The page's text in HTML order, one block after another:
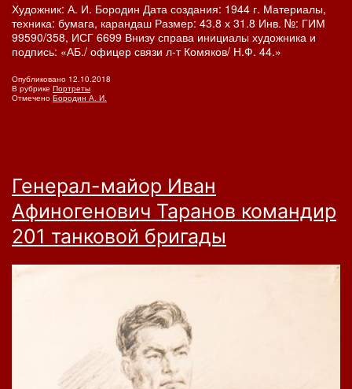
Художник: А. И. Бородин Дата создания: 1944 г. Материалы,
техника: бумага, карандаш Размер: 43.8 х 31.8 Инв. №: ГИМ
99590/358, ИСГ 6699 Внизу справа инициалы художника и
подпись: «АБ./ офицер связи л-т Комяков/ Н.Ф. 44.»
Опубликовано 12.10.2018
В рубрике Портреты
Отмечено Бородин А. И.
Генерал-майор Иван
Афиногенович Таранов командир
201 танковой бригады